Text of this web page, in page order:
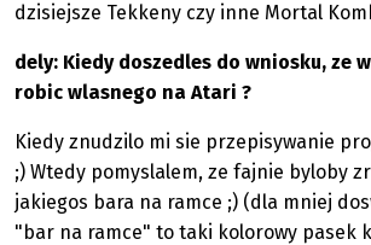
dzisiejsze Tekkeny czy inne Mortal
dely: Kiedy doszedles do wniosku, ze
robic wlasnego na Atari ?
Kiedy znudzilo mi sie przepisywanie
;) Wtedy pomyslalem, ze fajnie byloby
jakiegos bara na ramce ;) (dla mniej
"bar na ramce" to taki kolorowy pasek